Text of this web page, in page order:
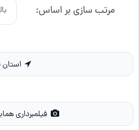
مرتب سازی بر اساس:
استان فارس
فیلمبرداری همایش و رویدادها